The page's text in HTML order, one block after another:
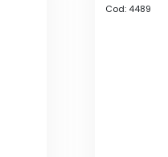
Cod: 4489